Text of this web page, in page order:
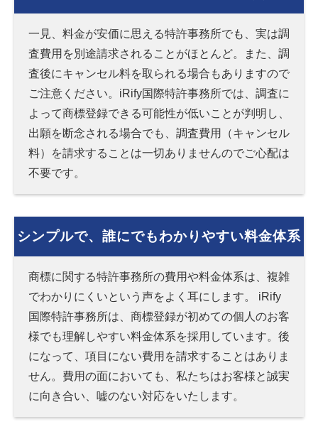
一見、料金が安価に思える特許事務所でも、実は調
査費用を別途請求されることがほとんど。また、調
査後にキャンセル料を取られる場合もありますので
ご注意ください。iRify国際特許事務所では、調査に
よって商標登録できる可能性が低いことが判明し、
出願を断念される場合でも、調査費用（キャンセル
料）を請求することは一切ありませんのでご心配は
不要です。
シンプルで、誰にでもわかりやすい料金体系
商標に関する特許事務所の費用や料金体系は、複雑
でわかりにくいという声をよく耳にします。 iRify
国際特許事務所は、商標登録が初めての個人のお客
様でも理解しやすい料金体系を採用しています。後
になって、項目にない費用を請求することはありま
せん。費用の面においても、私たちはお客様と誠実
に向き合い、嘘のない対応をいたします。